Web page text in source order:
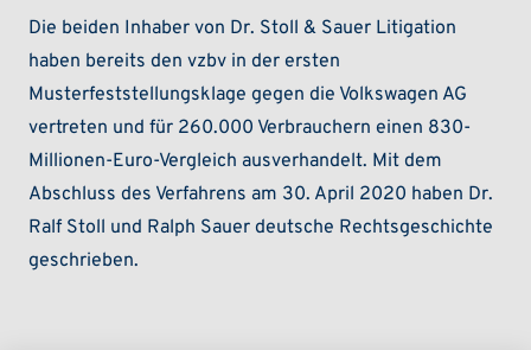
Die beiden Inhaber von Dr. Stoll & Sauer Litigation
haben bereits den vzbv in der ersten
Musterfeststellungsklage gegen die Volkswagen AG
vertreten und für 260.000 Verbrauchern einen 830-
Millionen-Euro-Vergleich ausverhandelt. Mit dem
Abschluss des Verfahrens am 30. April 2020 haben Dr.
Ralf Stoll und Ralph Sauer deutsche Rechtsgeschichte
geschrieben.